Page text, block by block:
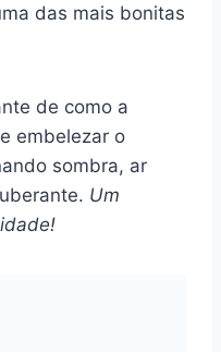
das mais bonitas
de como a
embelezar o
sombra, ar
Um